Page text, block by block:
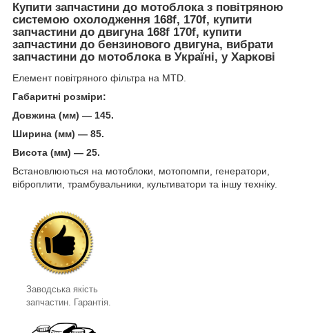
Купити запчастини до мотоблока з повітряною
системою охолодження 168f, 170f, купити
запчастини до двигуна 168f 170f, купити
запчастини до бензинового двигуна, вибрати
запчастини до мотоблока в Україні, у Харкові
Елемент повітряного фільтра на MTD.
Габаритні розміри:
Довжина (мм) — 145.
Ширина (мм) — 85.
Висота (мм) — 25.
Встановлюються на мотоблоки, мотопомпи, генератори,
віброплити, трамбувальники, культиватори та іншу техніку.
Заводська якість
запчастин. Гарантія.